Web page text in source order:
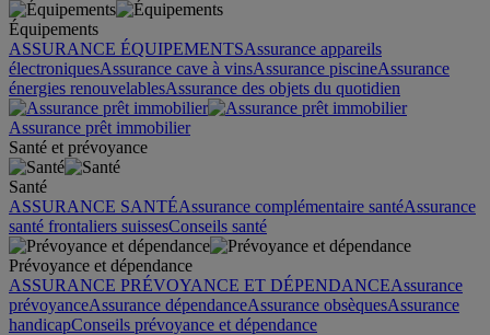
Équipements
ASSURANCE ÉQUIPEMENTSAssurance appareils
électroniquesAssurance cave à vinsAssurance piscineAssurance
énergies renouvelablesAssurance des objets du quotidien
Assurance prêt immobilier
Santé et prévoyance
Santé
ASSURANCE SANTÉAssurance complémentaire santéAssurance
santé frontaliers suissesConseils santé
Prévoyance et dépendance
ASSURANCE PRÉVOYANCE ET DÉPENDANCEAssurance
prévoyanceAssurance dépendanceAssurance obsèquesAssurance
handicapConseils prévoyance et dépendance